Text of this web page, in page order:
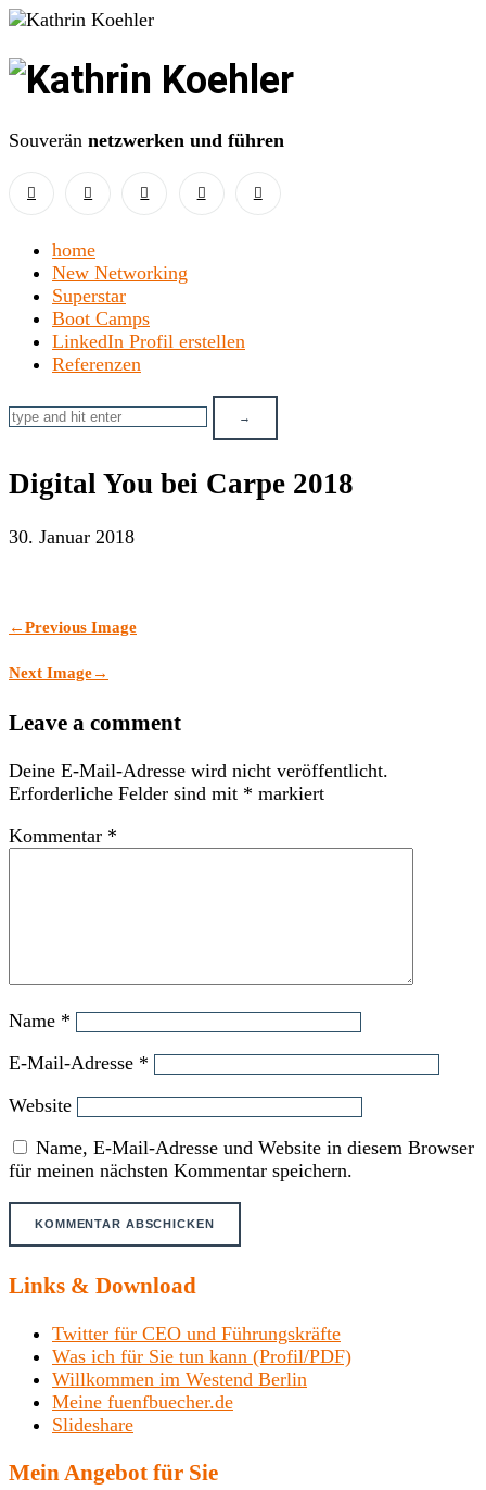
Kathrin
Koehler
Souverän netzwerken und führen
home
New Networking
Superstar
Boot Camps
LinkedIn Profil erstellen
Referenzen
Digital You bei Carpe 2018
30. Januar 2018
←Previous Image
Next Image→
Leave a comment
Deine E-Mail-Adresse wird nicht veröffentlicht.
Erforderliche Felder sind mit * markiert
Kommentar *
Name *
E-Mail-Adresse *
Website
Name, E-Mail-Adresse und Website in diesem Browser
für meinen nächsten Kommentar speichern.
Links & Download
Twitter für CEO und Führungskräfte
Was ich für Sie tun kann (Profil/PDF)
Willkommen im Westend Berlin
Meine fuenfbuecher.de
Slideshare
Mein Angebot für Sie